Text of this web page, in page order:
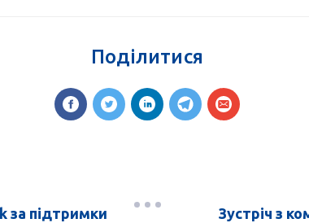
Поділитися
за підтримки
Зустріч з